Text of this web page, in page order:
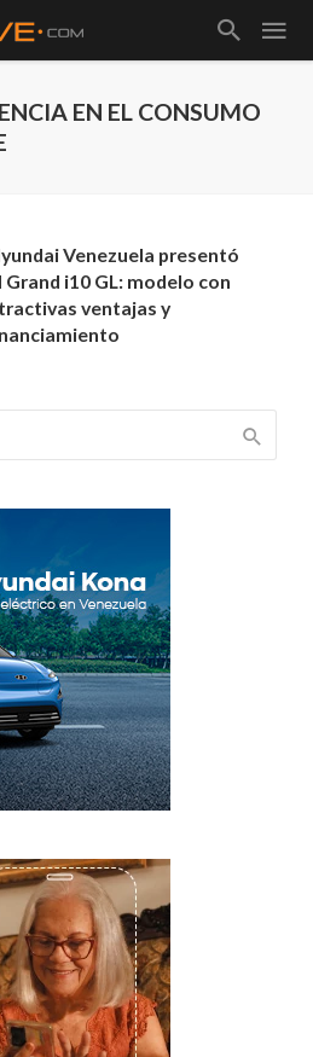
EN EL CONSUMO
Venezuela presentó
Grand i10 GL: modelo con
ventajas y